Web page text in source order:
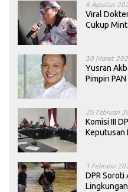
6 Agustus
Viral
Cukup
30 Maret
Yusran
Pimpin
26 Februari
Komisi III
Keputusan
1 Februari
DPR Soroti